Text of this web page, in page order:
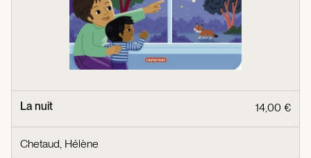
La nuit 14,00 €
Chetaud, Hélène